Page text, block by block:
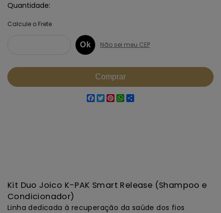
Quantidade
Facebook
Twitter
Pinterest
WhatsApp
Kit Duo Joico K-PAK Smart Release (Shampoo e
Condicionador)
Linha dedicada à recuperação da saúde dos fios